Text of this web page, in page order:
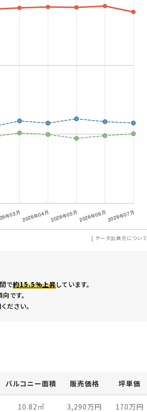
[ データ出典元について
で約15.5%上昇しています。
向です。
ださい。
バルコニー面積 販売価格 坪単価
10.82 ㎡ 3,290万円 170万円